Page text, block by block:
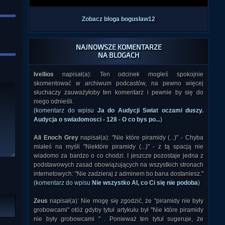
Zobacz bloga bogusław12
NAJNOWSZE KOMENTARZE
NA BLOGACH
Ivellios napisał(a): Ten odcinek mogłeś spokojnie
skomentować w archiwum podcastów, na pewno więcej
słuchaczy zauważyłoby ten komentarz i pewnie by się do
niego odnieśli.
(komentarz do wpisu Ja do Audycji Swiat oczami duszy.
Audycja o swiadomosci - 128 - O co bys po...)
Ali Enoch Greynapisał(a): "Nie które piramidy (...)" - Chyba
miałeś na myśli "Niektóre piramidy (...)" - z tą spacją nie
wiadomo za bardzo o co chodzi. I jeszcze pozostaje jedna z
podstawowych zasad obowiązujących na wszystkich stronach
internetowych: "Nie zadzieraj z adminem bo bana dostaniesz."
(komentarz do wpisu Nie wszystko AI, co Ci się nie podoba)
Zeus napisał(a): Nie mogę się zgodzić, że "piramidy nie były
grobowcami" otóż gdyby tytuł artykułu był "Nie które piramidy
nie były grobowcami " . Ponieważ ten tytuł sugeruje, że